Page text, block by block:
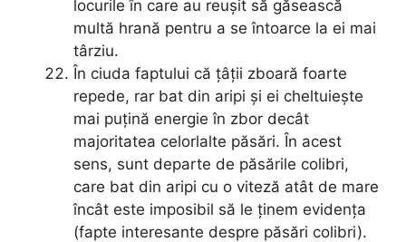
locurile în care au reușit să găsească
multă hrană pentru a se întoarce la ei mai
târziu.
În ciuda faptului că țâții zboară foarte
repede, rar bat din aripi și ei cheltuiește
mai puțină energie în zbor decât
majoritatea celorlalte păsări. În acest
sens, sunt departe de păsările colibri,
care bat din aripi cu o viteză atât de mare
încât este imposibil să le ținem evidența
(fapte interesante despre păsări colibri).